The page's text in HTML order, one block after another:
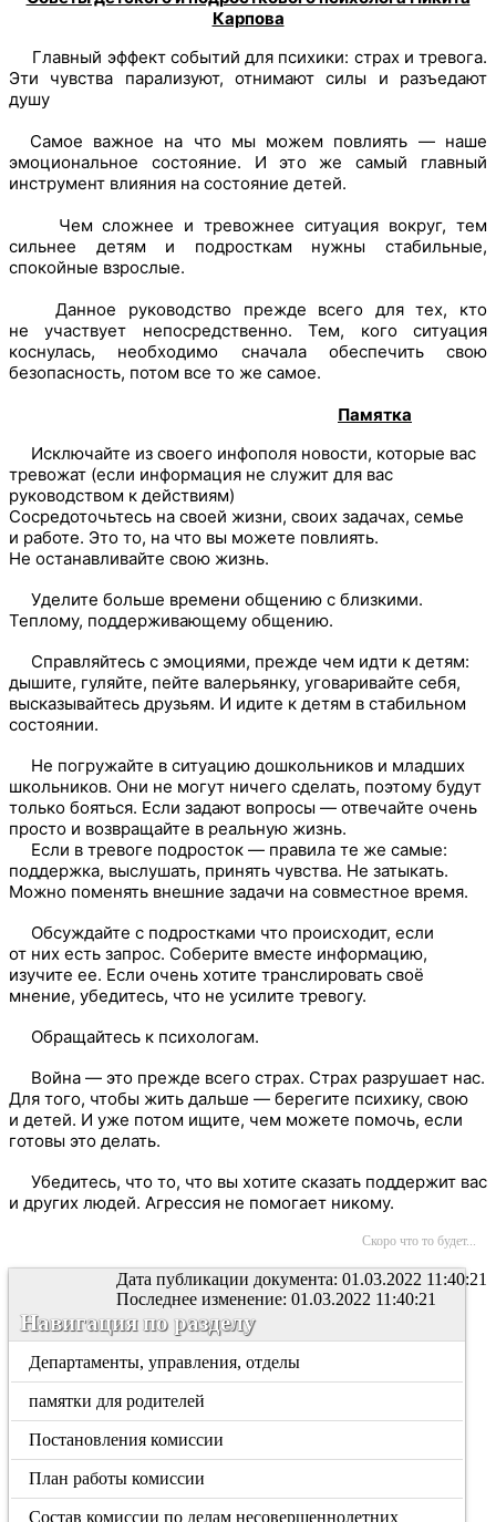
Карпова
Главный эффект событий для психики: страх и тревога.
Эти чувства парализуют, отнимают силы и разъедают
душу
Самое важное на что мы можем повлиять — наше
эмоциональное состояние. И это же самый главный
инструмент влияния на состояние детей.
Чем сложнее и тревожнее ситуация вокруг, тем
сильнее детям и подросткам нужны стабильные,
спокойные взрослые.
Данное руководство прежде всего для тех, кто
не участвует непосредственно. Тем, кого ситуация
коснулась, необходимо сначала обеспечить свою
безопасность, потом все то же самое.
Памятка
Исключайте из своего инфополя новости, которые вас
тревожат (если информация не служит для вас
руководством к действиям)
Сосредоточьтесь на своей жизни, своих задачах, семье
и работе. Это то, на что вы можете повлиять.
Не останавливайте свою жизнь.
Уделите больше времени общению с близкими.
Теплому, поддерживающему общению.
Справляйтесь с эмоциями, прежде чем идти к детям:
дышите, гуляйте, пейте валерьянку, уговаривайте себя,
высказывайтесь друзьям. И идите к детям в стабильном
состоянии.
Не погружайте в ситуацию дошкольников и младших
школьников. Они не могут ничего сделать, поэтому будут
только бояться. Если задают вопросы — отвечайте очень
просто и возвращайте в реальную жизнь.
Если в тревоге подросток — правила те же самые:
поддержка, выслушать, принять чувства. Не затыкать.
Можно поменять внешние задачи на совместное время.
Обсуждайте с подростками что происходит, если
от них есть запрос. Соберите вместе информацию,
изучите ее. Если очень хотите транслировать своё
мнение, убедитесь, что не усилите тревогу.
Обращайтесь к психологам.
Война — это прежде всего страх. Страх разрушает нас.
Для того, чтобы жить дальше — берегите психику, свою
и детей. И уже потом ищите, чем можете помочь, если
готовы это делать.
Убедитесь, что то, что вы хотите сказать поддержит вас
и других людей. Агрессия не помогает никому.
Скоро что то будет...
Дата публикации документа: 01.03.2022 11:40:21
Последнее изменение: 01.03.2022 11:40:21
Навигация по разделу
Департаменты, управления, отделы
памятки для родителей
Постановления комиссии
План работы комиссии
Состав комиссии по делам несовершеннолетних